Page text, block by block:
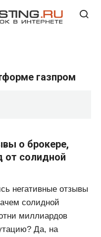
газпром
о брокере,
от солидной
негативные отзывы
солидной
миллиардов
Да, на